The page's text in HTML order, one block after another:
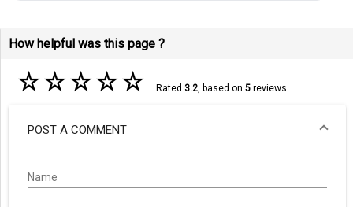
How helpful was this page ?
☆☆☆☆☆ Rated 3.2, based on 5reviews.
POST A COMMENT
Name